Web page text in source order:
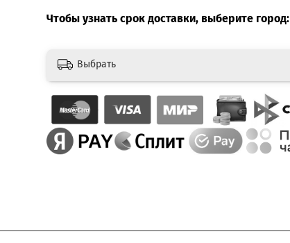
Чтобы узнать срок доставки, выберите город:
Выбрать